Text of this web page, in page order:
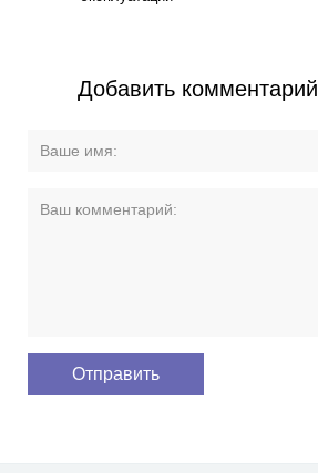
Добавить комментарий